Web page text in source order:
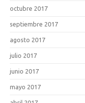
octubre 2017
septiembre 2017
agosto 2017
julio 2017
junio 2017
mayo 2017